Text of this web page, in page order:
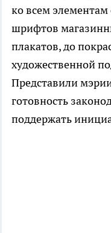
ко всем
шрифтов
плакатов, до
художественной
Представили
готовность
поддержать